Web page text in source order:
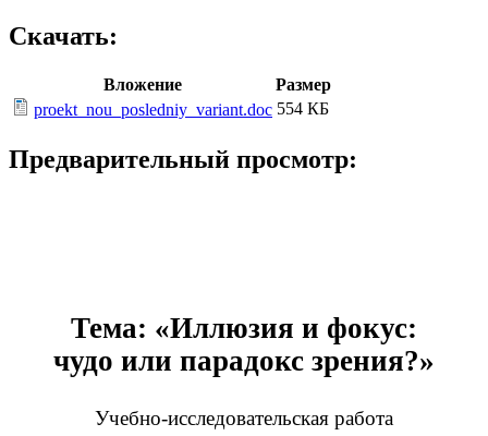
Скачать:
Вложение
Размер
proekt_nou_posledniy_variant.doc 554 КБ
Предварительный просмотр:
Тема: «Иллюзия и фокус:
чудо или парадокс зрения?»
Учебно-исследовательская работа